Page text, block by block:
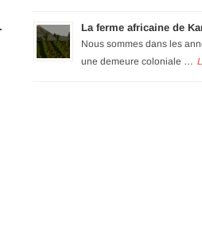
La ferme africaine de
Nous sommes dans les
une demeure coloniale …